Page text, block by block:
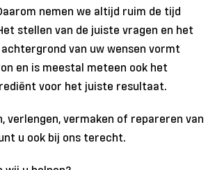
nemen we altijd ruim de tijd
stellen van de juiste vragen en het
van uw wensen vormt
en is meestal meteen ook het
voor het juiste resultaat.
verlengen, vermaken of repareren van
u ook bij ons terecht.